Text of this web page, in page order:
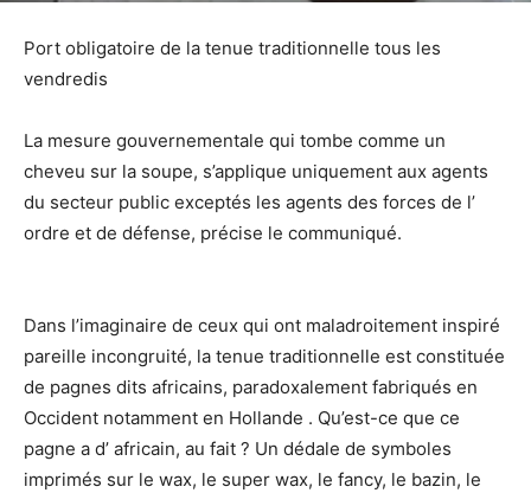
Port obligatoire de la tenue traditionnelle tous les
vendredis
La mesure gouvernementale qui tombe comme un
cheveu sur la soupe, s’applique uniquement aux agents
du secteur public exceptés les agents des forces de l’
ordre et de défense, précise le communiqué.
Dans l’imaginaire de ceux qui ont maladroitement inspiré
pareille incongruité, la tenue traditionnelle est constituée
de pagnes dits africains, paradoxalement fabriqués en
Occident notamment en Hollande . Qu’est-ce que ce
pagne a d’ africain, au fait ? Un dédale de symboles
imprimés sur le wax, le super wax, le fancy, le bazin, le